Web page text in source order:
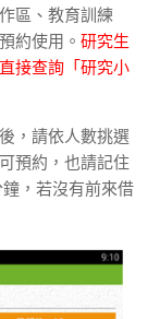
區、教育訓練
約使用。 研究生
接查詢「研究小
，請依人數挑選
預約，也請記住
，若沒有前來借